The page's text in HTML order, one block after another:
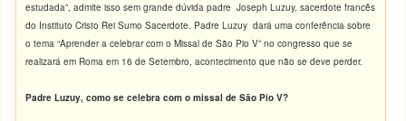
estudada”, admite isso sem grande dúvida padre Joseph Luzuy, sacerdote francês
do Instituto Cristo Rei Sumo Sacerdote. Padre Luzuy dará uma conferência sobre
o tema “Aprender a celebrar com o Missal de São Pio V” no congresso que se
realizará em Roma em 16 de Setembro, acontecimento que não se deve perder.
Padre Luzuy, como se celebra com o missal de São Pio V?